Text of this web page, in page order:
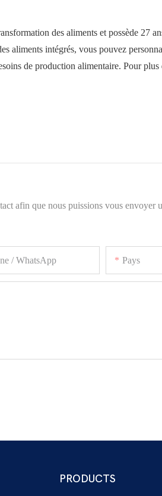
des aliments et possède 27
aliments intégrés, vous pouvez
de production alimentaire. Pour
afin que nous puissions vous envoyer
/ WhatsApp Pays
PRODUCTS